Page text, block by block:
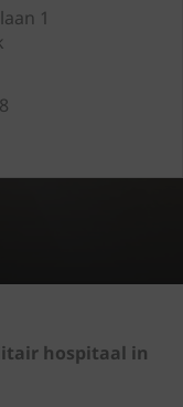
1
hospitaal in